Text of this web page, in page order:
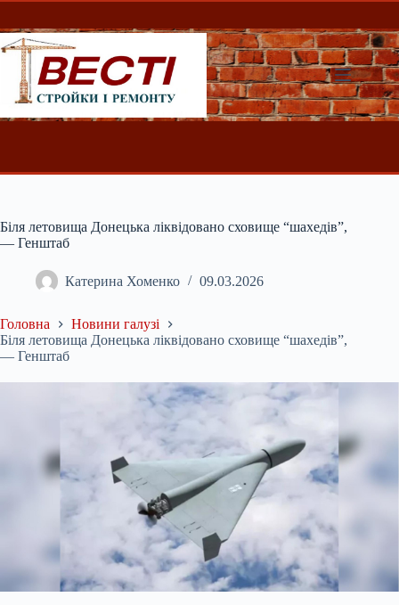
Перейти
вмісту
Біля летовища Донецька ліквідовано сховище “шахедів”,
— Генштаб
Катерина Хоменко 09.03.2026
Головна
Новини галузі
Біля летовища Донецька ліквідовано сховище “шахедів”,
— Генштаб